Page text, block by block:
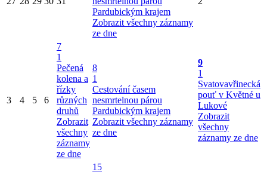
Pardubickým krajem
Zobrazit všechny záznamy
ze dne
3 4 5 6
7
1
Pečená
kolena a
řízky
různých
druhů
Zobrazit
všechny
záznamy
ze dne
8
1
Cestování časem
nesmrtelnou párou
Pardubickým krajem
Zobrazit všechny záznamy
ze dne
9
1
Svatovavřinecká
pouť v Květné u
Lukové
Zobrazit
všechny
záznamy ze dne
15